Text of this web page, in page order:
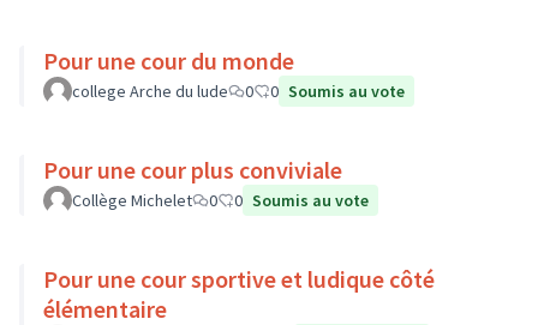
Pour une cour du monde
college Arche du lude 0 0 Soumis au vote
Pour une cour plus conviviale
Collège Michelet 0 0 Soumis au vote
Pour une cour sportive et ludique côté
élémentaire